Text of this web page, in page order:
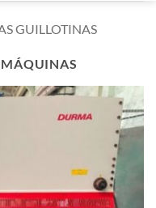
GUILLOTINAS